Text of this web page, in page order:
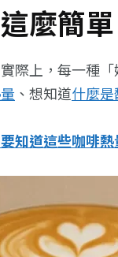
麼簡單
際上，每一種
、想知道什麼
知道這些咖啡熱